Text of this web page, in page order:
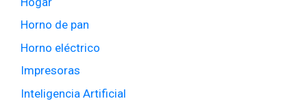
Horno de pan
Horno eléctrico
Impresoras
Inteligencia Artificial